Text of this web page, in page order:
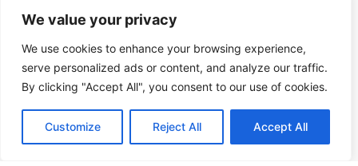
We value your privacy
We use cookies to enhance your browsing experience,
serve personalized ads or content, and analyze our traffic.
By clicking "Accept All", you consent to our use of cookies.
Customize Reject All Accept All
Voordelen Hudson Cybertec
Stage & afstuderen
Werken bij